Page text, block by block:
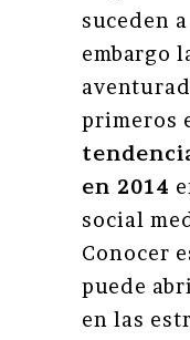
suceden
embargo
primeros
en 2014
social
Conocer
puede
en las